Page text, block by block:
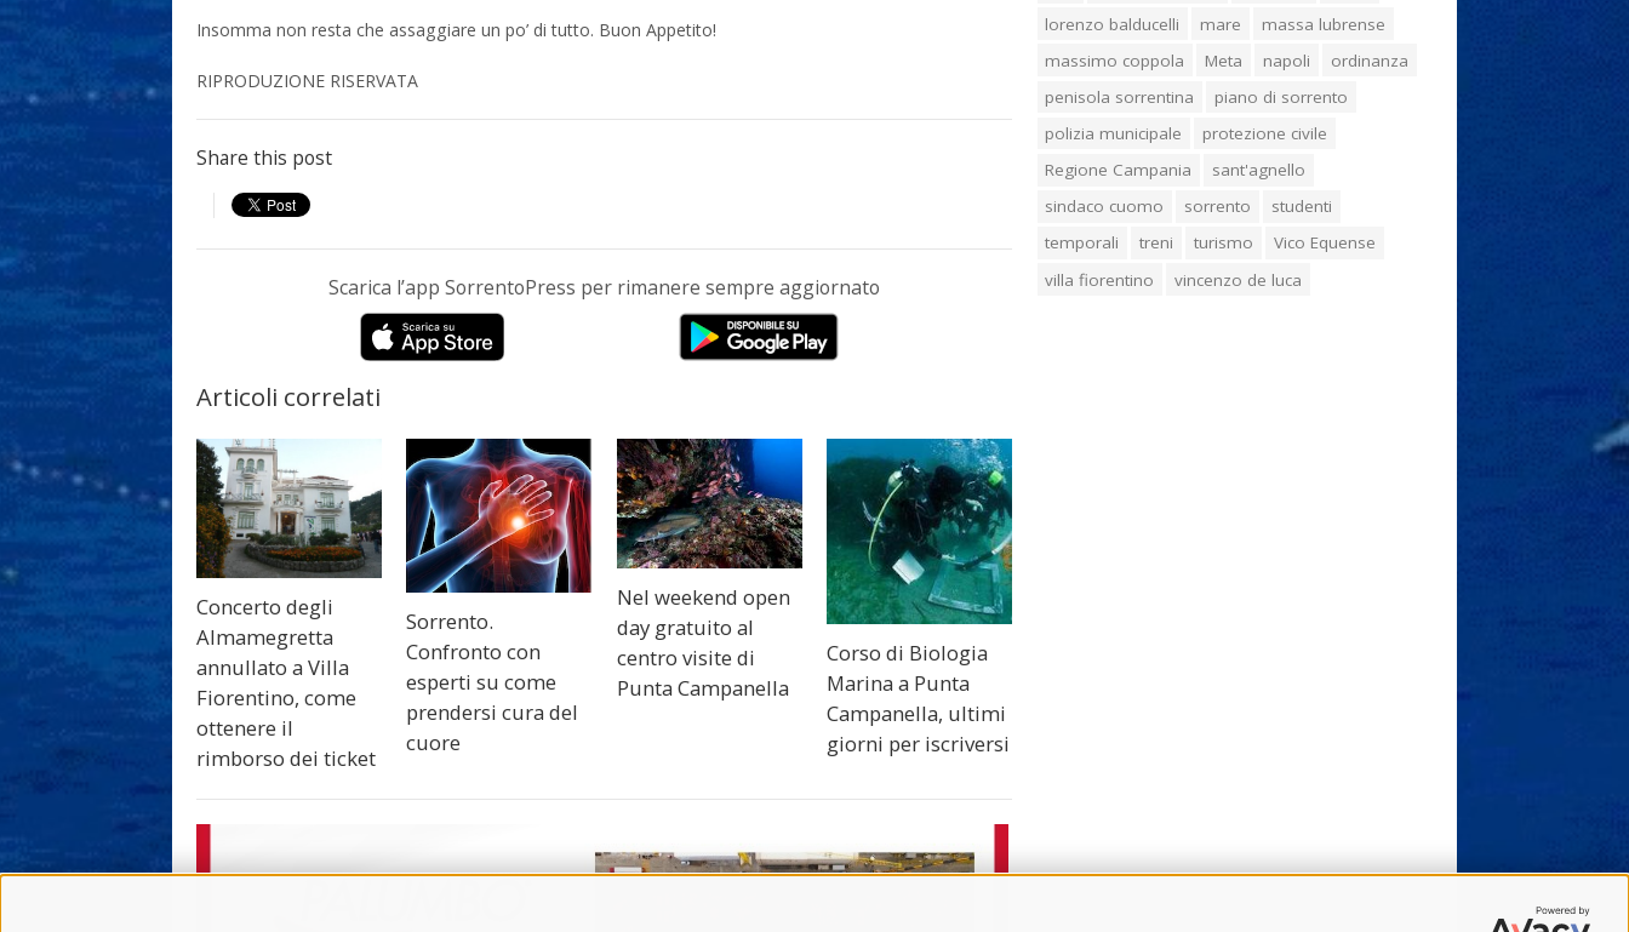
Insomma non resta che assaggiare un po’ di tutto. Buon Appetito!
RIPRODUZIONE RISERVATA
Share this post
Scarica l’app SorrentoPress per rimanere sempre aggiornato
Articoli correlati
Concerto degli
Almamegretta
annullato a Villa
Fiorentino, come
ottenere il
rimborso dei ticket
Sorrento.
Confronto con
esperti su come
prendersi cura del
cuore
Nel weekend open
day gratuito al
centro visite di
Punta Campanella
Corso di Biologia
Marina a Punta
Campanella, ultimi
giorni per iscriversi
lorenzo balducelli
mare
massa lubrense
massimo coppola
Meta napoli
ordinanza
penisola sorrentina
piano di sorrento
polizia municipale
protezione civile
Regione Campania
sant'agnello
sindaco cuomo
sorrento
studenti
temporali
treni turismo
Vico Equense
villa fiorentino
vincenzo de luca